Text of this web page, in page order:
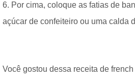
6. Por cima, coloque as fatias de
açúcar de confeiteiro ou uma calda
Você gostou dessa receita de